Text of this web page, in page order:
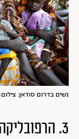
נשים בדרום סודאן. צילום: shutterstock
3. הרפובליקה הדמוקרטית של קונגו